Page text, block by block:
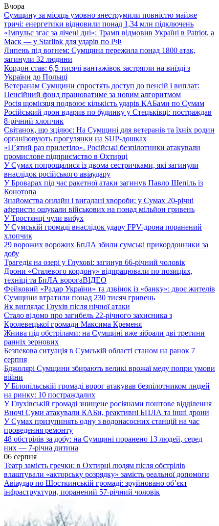
Вчора
Сумщину за місяць умовно знеструмили повністю майже
тричі: енергетики відновили понад 1,34 млн підключень
«Імпульс згас за лічені дні»: Трамп відмовив Україні в Patriot, а
Маск — у Starlink для ударів по РФ
Липень під вогнем: Сумщина пережила понад 1800 атак,
загинули 32 людини
Кордон став: 6,5 тисячі вантажівок застрягли на виїзді з
України до Польщі
Ветеранам Сумщини спростять доступ до пенсій і виплат:
Пенсійний фонд працюватиме за новим алгоритмом
Росія щомісяця подвоює кількість ударів КАБами по Сумам
Російський дрон вдарив по будинку у Стецьківці: постраждав
8-річний хлопчик
Світанок, що зцілює: На Сумщині для ветеранів та їхніх родин
організовують прогулянки на SUP-дошках
«П’ятий раз прилетіло». Російські безпілотники атакували
промислове підприємство в Охтирці
У Сумах попрощалися із двома сестричками, які загинули
внаслідок російського авіаудару
У Броварах під час ракетної атаки загинув Павло Шепіль із
Конотопа
Знайомства онлайн і вигадані хвороби: у Сумах 20-річні
аферисти ошукали військових на понад мільйон гривень
У Тростянці чули вибух
У Сумській громаді внаслідок удару FPV-дрона поранений
хлопчик
29 ворожих ворожих БпЛА збили сумські прикордонники за
добу
Трагедія на озері у Глухові: загинув 66-річний чоловік
Дрони «Сталевого кордону» відпрацювали по позиціях,
техніці та БпЛА ворогаВІДЕО
Фейковий «Радар України» та дзвінок із «банку»: двоє жителів
Сумщини втратили понад 230 тисяч гривень
Як виглядає Глухів після нічної атаки
Стало відомо про загибель 22-річного захисника з
Кролевецької громади Максима Кременя
Жнива під обстрілами: на Сумщині вже зібрали дві третини
ранніх зернових
Безпекова ситуація в Сумській області станом на ранок 7
серпня
Бджолярі Сумщини збирають великі врожаї меду попри умови
війни
У Білопільській громаді ворог атакував безпілотником людей
на ринку: 10 постраждалих
У Глухівській громаді знищене росіянами поштове відділення
Вночі Суми атакували КАБи, реактивні БПЛА та інші дрони
У Сумах призупинять одну з водонасосних станцій на час
проведення ремонту
48 обстрілів за добу: на Сумщині поранено 13 людей, серед
них — 7-річна дитина
06 серпня
Театр замість гречки: в Охтирці людям після обстрілів
влаштували «акторську розрядку» замість реальної допомоги
Авіаудар по Шосткинській громаді: зруйновано об’єкт
інфраструктури, поранений 57-річний чоловік